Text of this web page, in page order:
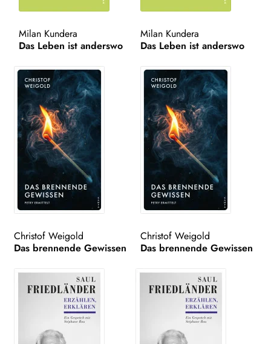
Search:
Milan Kundera
Das Leben ist anderswo
Milan Kundera
Das Leben ist anderswo
Christof Weigold
Das brennende Gewissen
Christof Weigold
Das brennende Gewissen